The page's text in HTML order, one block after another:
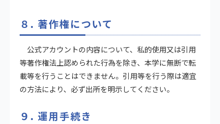
８. 著作権について
公式アカウントの内容について、私的使用又は引用
等著作権法上認められた行為を除き、本学に無断で転
載等を行うことはできません。引用等を行う際は適宜
の方法により、必ず出所を明示してください。
９. 運用手続き